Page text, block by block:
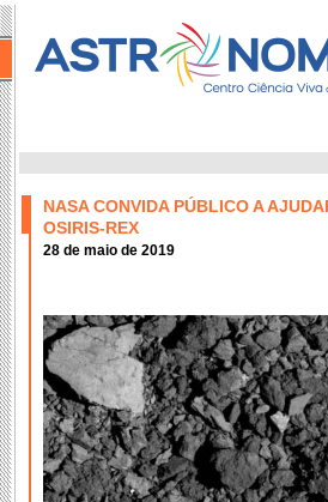
NASA CONVIDA PÚBLICO A
OSIRIS-REX
28 de maio de 2019